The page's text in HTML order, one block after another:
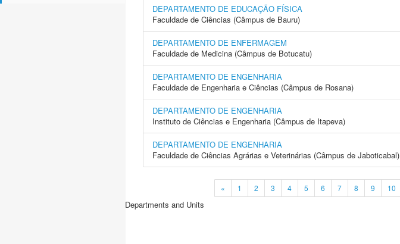
DEPARTAMENTO DE EDUCAÇÃO FÍSICA
Faculdade de Ciências (Câmpus de Bauru)
DEPARTAMENTO DE ENFERMAGEM
Faculdade de Medicina (Câmpus de Botucatu)
DEPARTAMENTO DE ENGENHARIA
Faculdade de Engenharia e Ciências (Câmpus de Rosana)
DEPARTAMENTO DE ENGENHARIA
Instituto de Ciências e Engenharia (Câmpus de Itapeva)
DEPARTAMENTO DE ENGENHARIA
Faculdade de Ciências Agrárias e Veterinárias (Câmpus de Jaboticabal)
« 1 2 3 4 5 6 7 8 9 10
Departments and Units